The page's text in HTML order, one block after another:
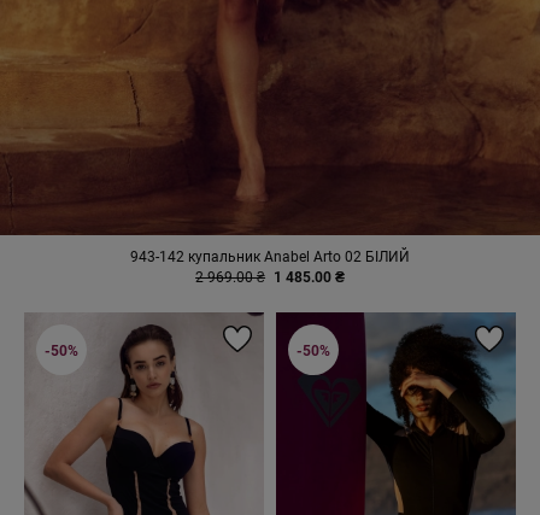
943-142 купальник Anabel Arto 02 БІЛИЙ
2 969.00 ₴ 1 485.00 ₴
-50% -50%